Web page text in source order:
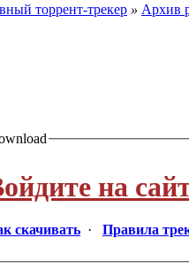
торрент-трекер » Архив
на
скачивать · Правила